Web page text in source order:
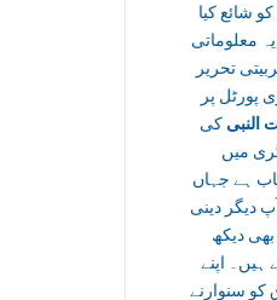
کو شائع کیا
معلوماتی
تحریر
پورٹل پر
النبی کی
میں
ہے جہاں
دیگر دینی
دیکھ
ہیں۔ اپنے
کو سنوارنے